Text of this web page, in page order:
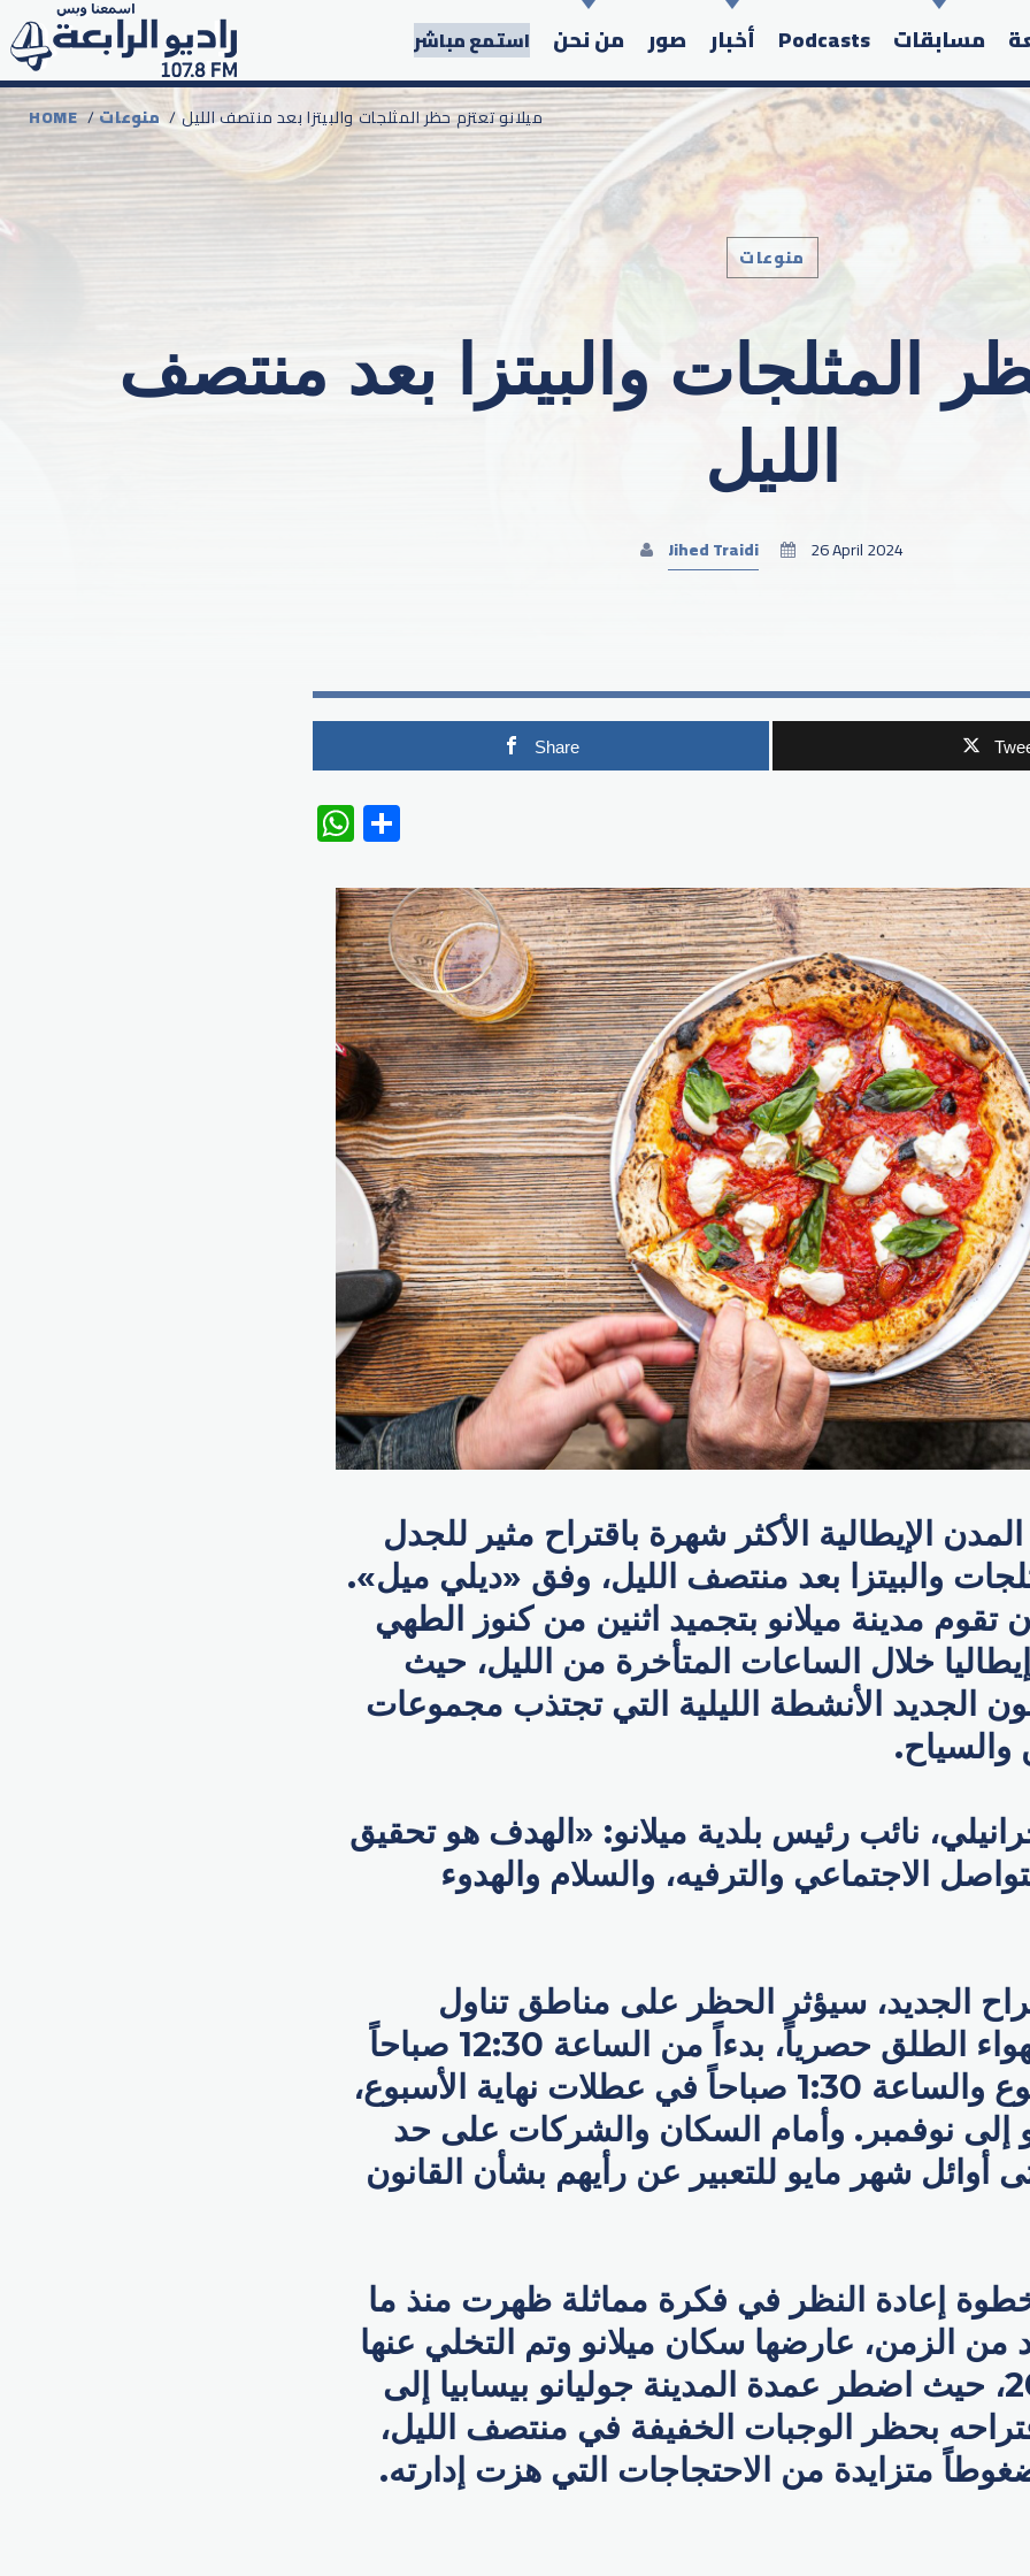
مسابقات Podcasts أخبار صور من نحن استمع مباشر
Search in the website:
HOME /منوعات / ميلانو تعتزم حظر المثلجات والبيتزا بعد منتصف الليل
منوعات
المثلجات والبيتزا بعد منتصف
الليل
Jihed Traidi 26 April 2024
Share
WhatsApp
الإيطالية الأكثر شهرة باقتراح مثير للجدل
والبيتزا بعد منتصف الليل، وفق «ديلي ميل».
تقوم مدينة ميلانو بتجميد اثنين من كنوز الطهي
خلال الساعات المتأخرة من الليل، حيث
الجديد الأنشطة الليلية التي تجتذب مجموعات
والسياح.
نائب رئيس بلدية ميلانو: «الهدف هو تحقيق
الاجتماعي والترفيه، والسلام والهدوء
الجديد، سيؤثر الحظر على مناطق تناول
الطعام في الهواء الطلق حصرياً، بدءاً من الساعة 12:30 صباحاً
في أيام الأسبوع والساعة 1:30 صباحاً في عطلات نهاية الأسبوع،
إلى نوفمبر. وأمام السكان والشركات على حد
أوائل شهر مايو للتعبير عن رأيهم بشأن القانون
إعادة النظر في فكرة مماثلة ظهرت منذ ما
الزمن، عارضها سكان ميلانو وتم التخلي عنها
في العام 2013، حيث اضطر عمدة المدينة جوليانو بيسابيا إلى
بحظر الوجبات الخفيفة في منتصف الليل،
متزايدة من الاحتجاجات التي هزت إدارته.